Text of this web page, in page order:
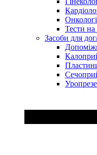
Тести на
Засоби для